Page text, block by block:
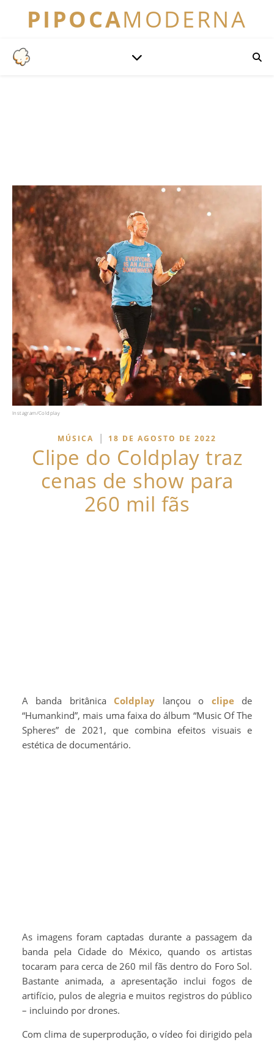
PIPOCAMODERNA
Instagram/Coldplay
MÚSICA | 18 DE AGOSTO DE 2022
Clipe do Coldplay traz
cenas de show para
260 mil fãs
A banda britânica Coldplay lançou o clipede
“Humankind”, mais uma faixa do álbum “Music Of The
Spheres” de 2021, que combina efeitos visuais e
estética de documentário.
As imagens foram captadas durante a passagem da
banda pela Cidade do México, quando os artistas
tocaram para cerca de 260 mil fãs dentro do Foro Sol.
Bastante animada, a apresentação inclui fogos de
artifício, pulos de alegria e muitos registros do público
– incluindo por drones.
Com clima de superprodução, o vídeo foi dirigido pela